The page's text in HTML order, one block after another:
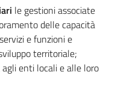
le gestioni associate
delle capacità
e funzioni e
territoriale;
agli enti locali e alle loro